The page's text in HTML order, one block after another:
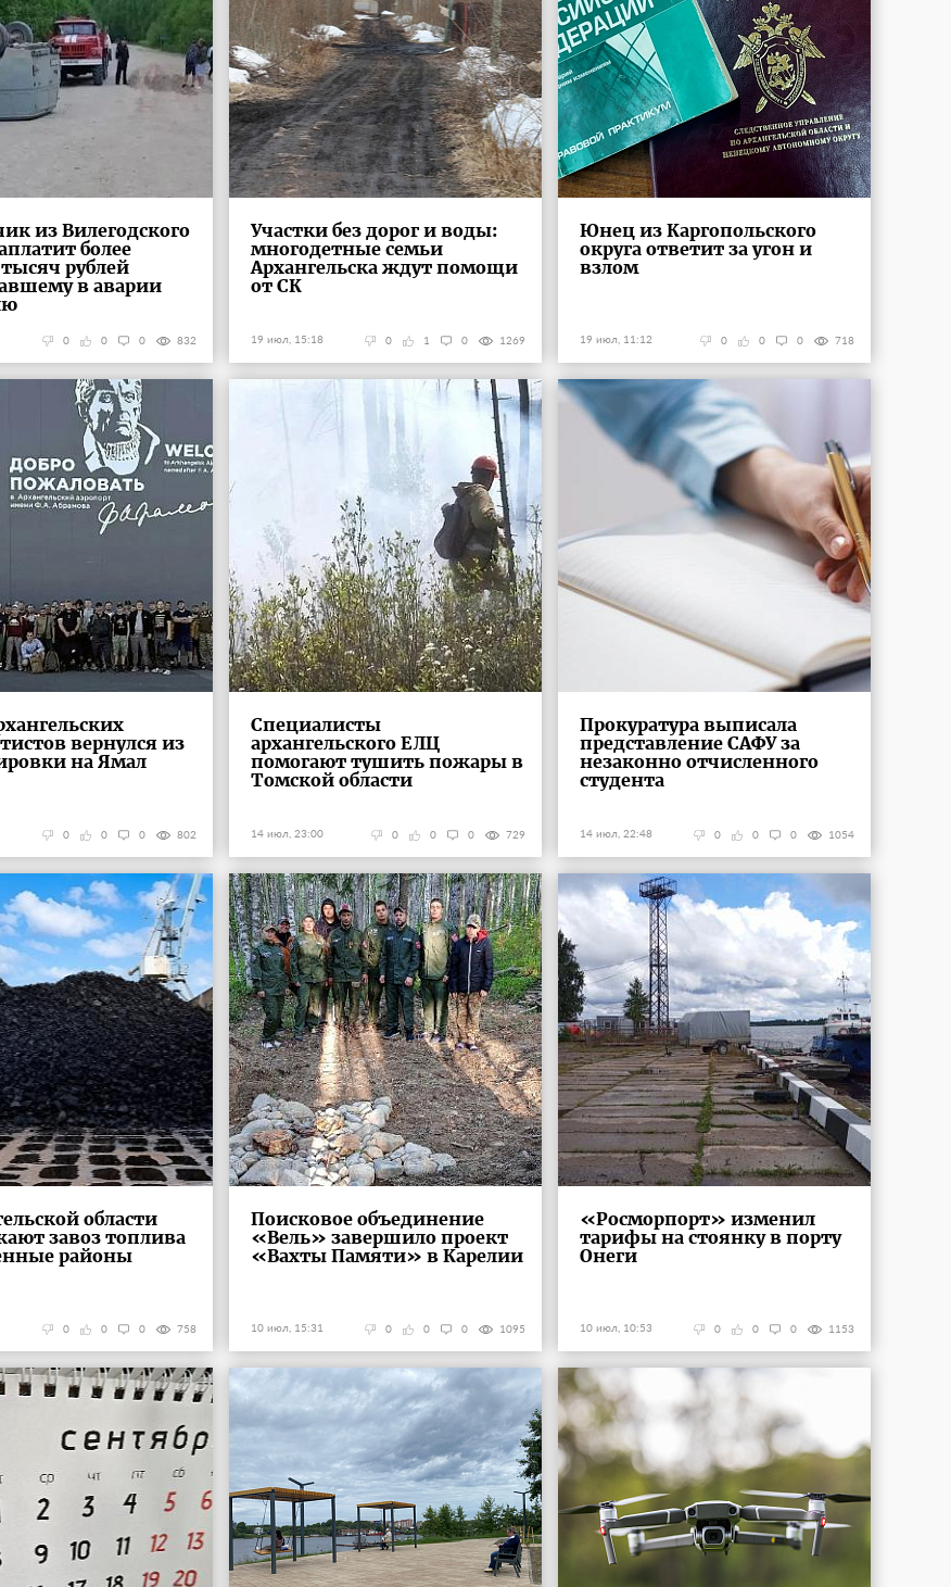
из Вилегодского
более
рублей
в аварии
832
0
0
0
Участки без дорог и воды:
многодетные семьи
Архангельска ждут помощи
от СК
19 июл, 15:18 1269
0
1
0
Юнец из Каргопольского
округа ответит за угон и
взлом
19 июл, 11:12 718
0
0
0
вернулся из
на Ямал
802
0
0
0
Специалисты
архангельского ЕЛЦ
помогают тушить пожары в
Томской области
14 июл, 23:00 729
0
0
0
Прокуратура выписала
представление САФУ за
незаконно отчисленного
студента
14 июл, 22:48 1054
0
0
0
области
завоз топлива
районы
758
0
0
0
Поисковое объединение
«Вель» завершило проект
«Вахты Памяти» в Карелии
10 июл, 15:31 1095
0
0
0
«Росморпорт» изменил
тарифы на стоянку в порту
Онеги
10 июл, 10:53 1153
0
0
0